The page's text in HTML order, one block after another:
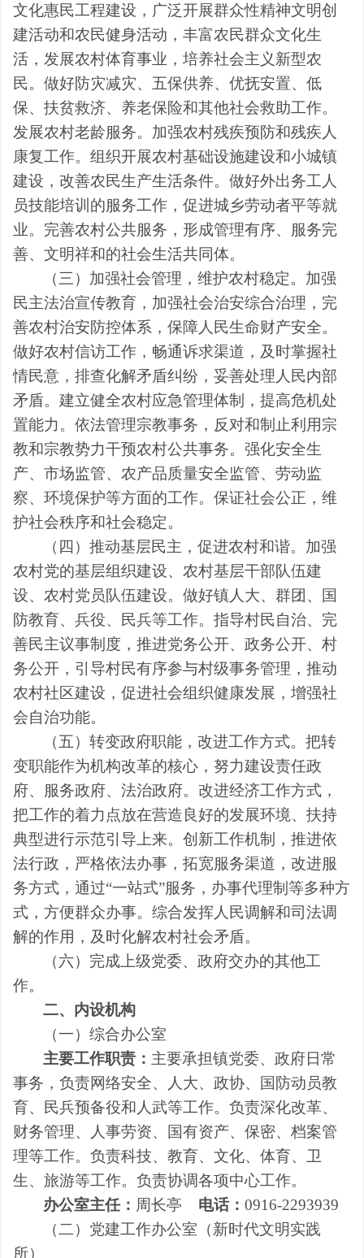
文化惠民工程建设，广泛开展群众性精神文明创
建活动和农民健身活动，丰富农民群众文化生
活，发展农村体育事业，培养社会主义新型农
民。做好防灾减灾、五保供养、优抚安置、低
保、扶贫救济、养老保险和其他社会救助工作。
发展农村老龄服务。加强农村残疾预防和残疾人
康复工作。组织开展农村基础设施建设和小城镇
建设，改善农民生产生活条件。做好外出务工人
员技能培训的服务工作，促进城乡劳动者平等就
业。完善农村公共服务，形成管理有序、服务完
善、文明祥和的社会生活共同体。
（三）加强社会管理，维护农村稳定。 加强
民主法治宣传教育，加强社会治安综合治理，完
善农村治安防控体系，保障人民生命财产安全。
做好农村信访工作，畅通诉求渠道，及时掌握社
情民意，排查化解矛盾纠纷，妥善处理人民内部
矛盾。建立健全农村应急管理体制，提高危机处
置能力。依法管理宗教事务，反对和制止利用宗
教和宗教势力干预农村公共事务。强化安全生
产、市场监管、农产品质量安全监管、劳动监
察、环境保护等方面的工作。保证社会公正，维
护社会秩序和社会稳定。
（四）推动基层民主，促进农村和谐。 加强
农村党的基层组织建设、农村基层干部队伍建
设、农村党员队伍建设。做好镇人大、群团、国
防教育、兵役、民兵等工作。指导村民自治、完
善民主议事制度，推进党务公开、政务公开、村
务公开，引导村民有序参与村级事务管理，推动
农村社区建设，促进社会组织健康发展，增强社
会自治功能。
（五）转变政府职能，改进工作方式。把转
变职能作为机构改革的核心，努力建设责任政
府、服务政府、法治政府。改进经济工作方式，
把工作的着力点放在营造良好的发展环境、扶持
典型进行示范引导上来。创新工作机制，推进依
法行政，严格依法办事，拓宽服务渠道，改进服
务方式，通过“一站式”服务，办事代理制等多种方
式，方便群众办事。综合发挥人民调解和司法调
解的作用，及时化解农村社会矛盾。
（六）完成上级党委、政府交办的其他工
作。
二、内设机构
（一）综合办公室
主要工作职责： 主要承担镇党委、政府日常
事务 ， 负责网络安全、人大、 政协、
国防动员教
育、民兵预备役和人武等工作。负责深化改革、
财务管理、人事劳资、国有资产、保密、档案管
理等工作。负责科技、教育、 文化、 体育、卫
生、 旅游等工作。负责协调各项中心工作。
办公室主任： 周长亭 电话：0916-2293939
（二）党建工作办公室（新时代文明实践
所）